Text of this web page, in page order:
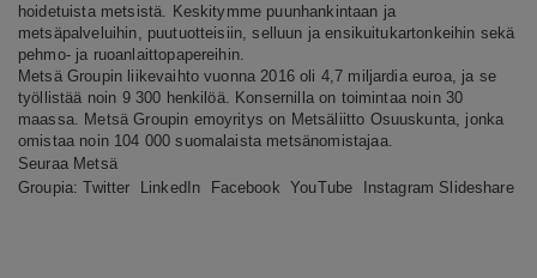
hoidetuista metsistä. Keskitymme puunhankintaan ja
metsäpalveluihin, puutuotteisiin, selluun ja ensikuitukartonkeihin sekä
pehmo- ja ruoanlaittopapereihin.
Metsä Groupin liikevaihto vuonna 2016 oli 4,7 miljardia euroa, ja se
työllistää noin 9 300 henkilöä. Konsernilla on toimintaa noin 30
maassa. Metsä Groupin emoyritys on Metsäliitto Osuuskunta, jonka
omistaa noin 104 000 suomalaista metsänomistajaa.
Seuraa Metsä
Groupia:Twitter LinkedIn Facebook YouTube Instagram Slideshare